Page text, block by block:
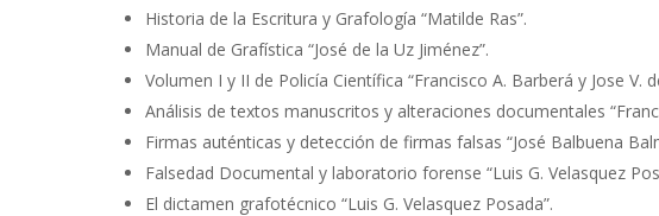
Historia de la Escritura y Grafología “Matilde Ras”.
Manual de Grafística “José de la Uz Jiménez”.
Volumen I y II de Policía Científica “Francisco A. Barberá y Jose V.
Análisis de textos manuscritos y alteraciones documentales
Firmas auténticas y detección de firmas falsas “José Balbuena
Falsedad Documental y laboratorio forense “Luis G. Velasquez
El dictamen grafotécnico “Luis G. Velasquez Posada”.